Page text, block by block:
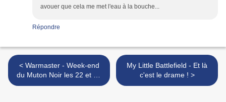
avouer que cela me met l'eau à la bouche...
Répondre
< Warmaster - Week-end
du Muton Noir les 22 et 23
octobre 2022
My Little Battlefield - Et là
c'est le drame ! >